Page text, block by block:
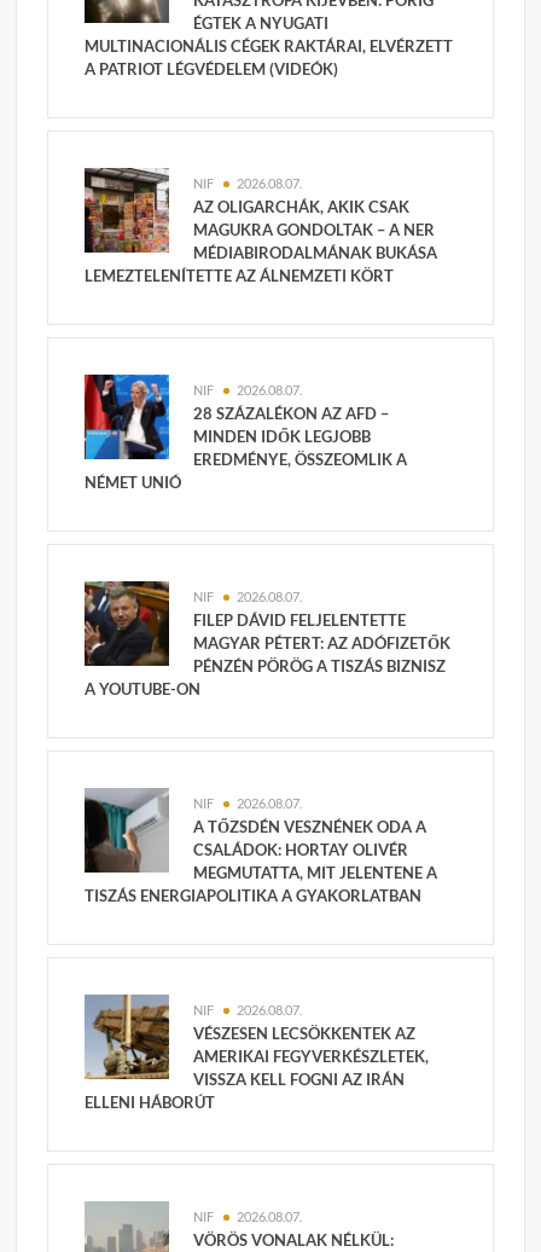
ÉGTEK A NYUGATI
MULTINACIONÁLIS CÉGEK RAKTÁRAI, ELVÉRZETT
A PATRIOT LÉGVÉDELEM (VIDEÓK)
NIF 2026.08.07.
AZ OLIGARCHÁK, AKIK CSAK
MAGUKRA GONDOLTAK – A NER
MÉDIABIRODALMÁNAK BUKÁSA
LEMEZTELENÍTETTE AZ ÁLNEMZETI KÖRT
NIF 2026.08.07.
28 SZÁZALÉKON AZ AFD –
MINDEN IDŐK LEGJOBB
EREDMÉNYE, ÖSSZEOMLIK A
NÉMET UNIÓ
NIF 2026.08.07.
FILEP DÁVID FELJELENTETTE
MAGYAR PÉTERT: AZ ADÓFIZETŐK
PÉNZÉN PÖRÖG A TISZÁS BIZNISZ
A YOUTUBE-ON
NIF 2026.08.07.
A TŐZSDÉN VESZNÉNEK ODA A
CSALÁDOK: HORTAY OLIVÉR
MEGMUTATTA, MIT JELENTENE A
TISZÁS ENERGIAPOLITIKA A GYAKORLATBAN
NIF 2026.08.07.
VÉSZESEN LECSÖKKENTEK AZ
AMERIKAI FEGYVERKÉSZLETEK,
VISSZA KELL FOGNI AZ IRÁN
ELLENI HÁBORÚT
NIF 2026.08.07.
VÖRÖS VONALAK NÉLKÜL: